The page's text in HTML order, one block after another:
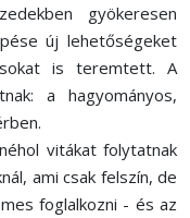
gyökeresen
új lehetőségeket
is teremtett. A
a hagyományos,
vitákat folytatnak
ami csak felszín, de
foglalkozni - és az